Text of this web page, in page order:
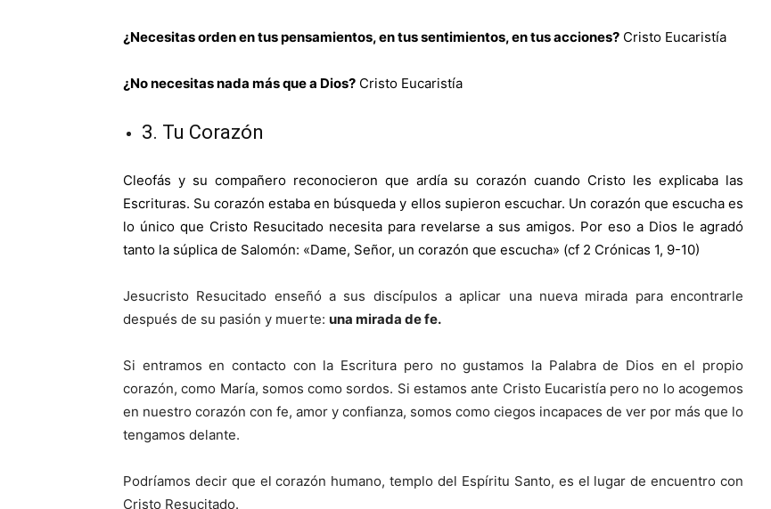
¿Necesitas orden en tus pensamientos, en tus sentimientos, en tus acciones? Cristo Eucaristía
¿No necesitas nada más que a Dios? Cristo Eucaristía
3. Tu Corazón
Cleofás y su compañero reconocieron que ardía su corazón cuando Cristo les explicaba las
Escrituras. Su corazón estaba en búsqueda y ellos supieron escuchar. Un corazón que escucha es
lo único que Cristo Resucitado necesita para revelarse a sus amigos. Por eso a Dios le agradó
tanto la súplica de Salomón: «Dame, Señor, un corazón que escucha» (cf 2 Crónicas 1, 9-10)
Jesucristo Resucitado enseñó a sus discípulos a aplicar una nueva mirada para encontrarle
después de su pasión y muerte: una mirada de fe.
Si entramos en contacto con la Escritura pero no gustamos la Palabra de Dios en el propio
corazón, como María, somos como sordos. Si estamos ante Cristo Eucaristía pero no lo acogemos
en nuestro corazón con fe, amor y confianza, somos como ciegos incapaces de ver por más que lo
tengamos delante.
Podríamos decir que el corazón humano, templo del Espíritu Santo, es el lugar de encuentro con
Cristo Resucitado.